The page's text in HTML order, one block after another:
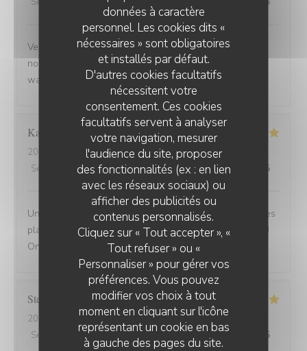
données à caractère
personnel. Les cookies dits «
nécessaires » sont obligatoires
et installés par défaut.
D'autres cookies facultatifs
nécessitent votre
consentement. Ces cookies
facultatifs servent à analyser
votre navigation, mesurer
l'audience du site, proposer
des fonctionnalités (ex : en lien
avec les réseaux sociaux) ou
afficher des publicités ou
contenus personnalisés.
Cliquez sur « Tout accepter », «
Tout refuser » ou «
Personnaliser » pour gérer vos
préférences. Vous pouvez
modifier vos choix à tout
moment en cliquant sur l'icône
représentant un cookie en bas
à gauche des pages du site.
Venue avec des amis de Belfort.super bien accueillis,
nous avons beaucoup apprécié la carbonade et le
waterzoi de poissons Nous reviendrons
Karine
2025-08-30
- 21:15 - Couverts 4
Service
/5 Ambiance: 5/5 Cuisine :5/5 Qualité / Prix /5
Une adresse a absolument découvrir ! Une ambiance,des
plats tous délicieux,un personnel attentionné et réactif !!
On reviendra....
Stefano
2025-08-30
- 12:00 - Couverts 6
Service
/5 Ambiance: 5 /5 Cuisine: 5/5 Qualité / Prix /5